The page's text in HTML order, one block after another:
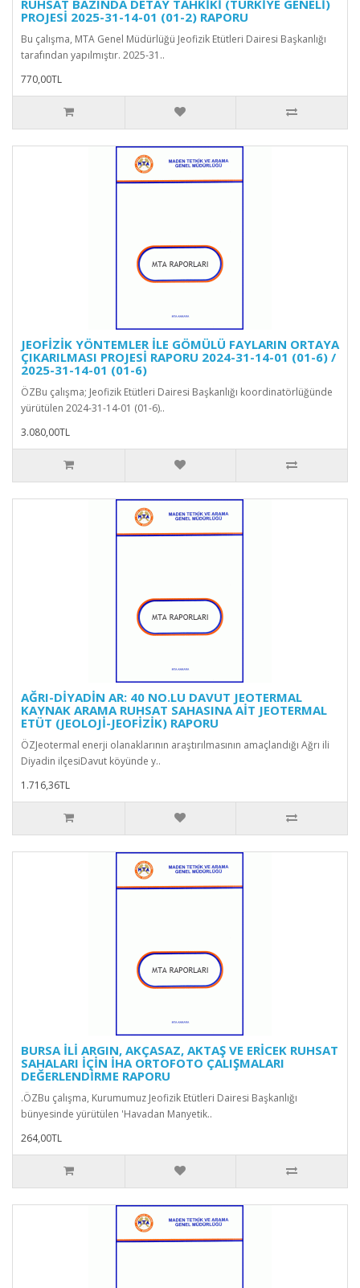
RUHSAT BAZINDA DETAY TAHKİKİ (TÜRKİYE GENELİ)
PROJESİ 2025-31-14-01 (01-2) RAPORU
Bu çalışma, MTA Genel Müdürlüğü Jeofizik Etütleri Dairesi Başkanlığı
tarafından yapılmıştır. 2025-31..
770,00TL
JEOFİZİK YÖNTEMLER İLE GÖMÜLÜ FAYLARIN ORTAYA
ÇIKARILMASI PROJESİ RAPORU 2024-31-14-01 (01-6) /
2025-31-14-01 (01-6)
ÖZBu çalışma; Jeofizik Etütleri Dairesi Başkanlığı koordinatörlüğünde
yürütülen 2024-31-14-01 (01-6)..
3.080,00TL
AĞRI-DİYADİN AR: 40 NO.LU DAVUT JEOTERMAL
KAYNAK ARAMA RUHSAT SAHASINA AİT JEOTERMAL
ETÜT (JEOLOJİ-JEOFİZİK) RAPORU
ÖZJeotermal enerji olanaklarının araştırılmasının amaçlandığı Ağrı ili
Diyadin ilçesiDavut köyünde y..
1.716,36TL
BURSA İLİ ARGIN, AKÇASAZ, AKTAŞ VE ERİCEK RUHSAT
SAHALARI İÇİN İHA ORTOFOTO ÇALIŞMALARI
DEĞERLENDİRME RAPORU
.ÖZBu çalışma, Kurumumuz Jeofizik Etütleri Dairesi Başkanlığı
bünyesinde yürütülen 'Havadan Manyetik..
264,00TL